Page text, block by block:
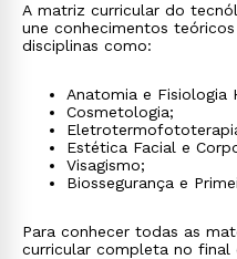
A matriz curricular do
une conhecimentos
disciplinas como:
Anatomia e Fisiologia
Cosmetologia;
Estética Facial e
Visagismo;
Biossegurança e
Para conhecer todas as
curricular completa no final